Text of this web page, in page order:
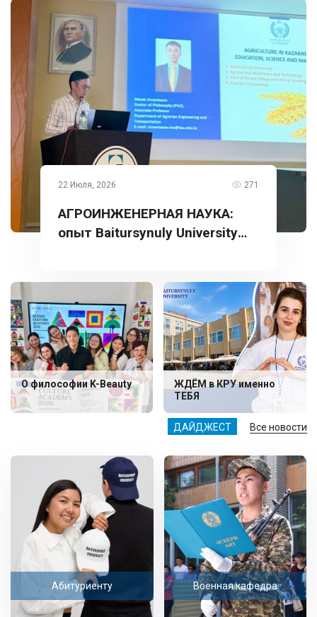
ДАЙДЖЕСТ Все новости
22 Июля, 2026 271
АГРОИНЖЕНЕРНАЯ НАУКА:
опыт Baitursynuly University
О философии K-Beauty
ЖДЁМ в КРУ именно
ТЕБЯ
Абитуриенту Военная кафедра